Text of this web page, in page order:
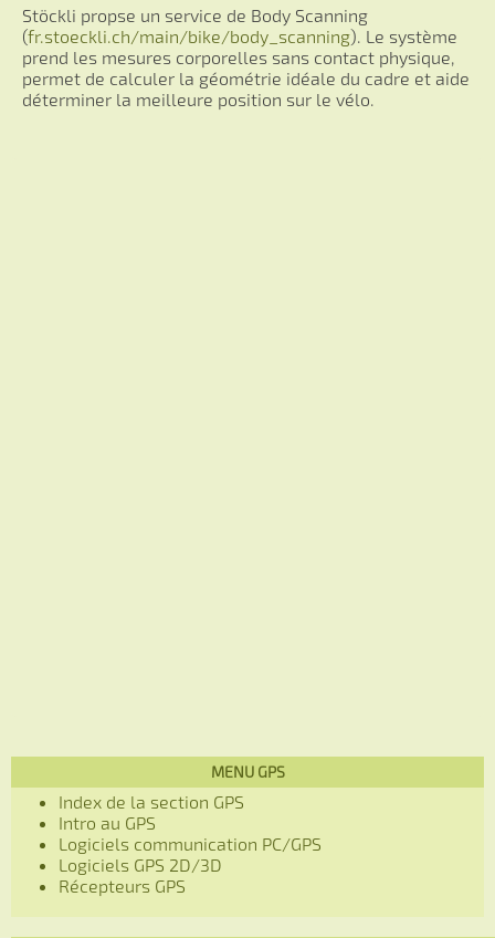
Stöckli propse un service de Body Scanning
(fr.stoeckli.ch/main/bike/body_scanning). Le système
prend les mesures corporelles sans contact physique,
permet de calculer la géométrie idéale du cadre et aide
déterminer la meilleure position sur le vélo.
MENU GPS
Index de la section GPS
Intro au GPS
Logiciels communication PC/GPS
Logiciels GPS 2D/3D
Récepteurs GPS